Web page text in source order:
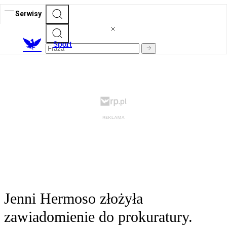
Serwisy
Sport
Jenni Hermoso złożyła
zawiadomienie do prokuratury.